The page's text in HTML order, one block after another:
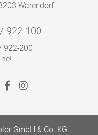
Warendorf
922-100
922-200
GmbH & Co. KG